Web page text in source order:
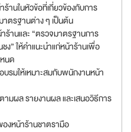
านในหัวข้อที่เกี่ยวข้องกับการ
าตรฐานต่าง ๆ เป็นต้น
านและ “ตรวจมาตรฐานการ
” ให้คำแนะนำแก่หน้าร้านเพื่อ
นด
รมให้เหมาะสมกับพนักงานหน้า
มผล รายงานผล และเสนอวิธีการ
งหน้าร้านชาตรามือ